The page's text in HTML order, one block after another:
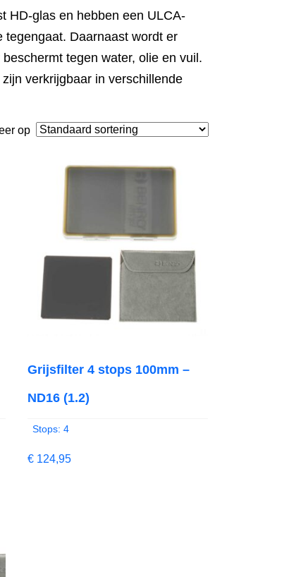
HD-glas en hebben een ULCA-
Daarnaast wordt er
tegen water, olie en vuil.
verkrijgbaar in verschillende
op
Grijsfilter 4 stops 100mm –
ND16 (1.2)
Stops: 4
€ 124,95